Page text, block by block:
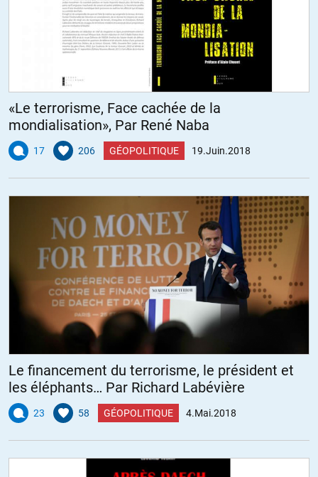
«Le terrorisme, Face cachée de la
mondialisation», Par René Naba
17 206 GÉOPOLITIQUE 19.Juin.2018
Le financement du terrorisme, le président et
les éléphants… Par Richard Labévière
23 58 GÉOPOLITIQUE 4.Mai.2018